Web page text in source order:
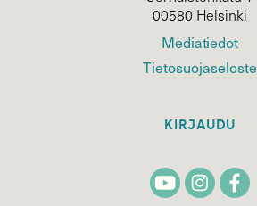
00580 Helsinki
Mediatiedot
Tietosuojaseloste
KIRJAUDU